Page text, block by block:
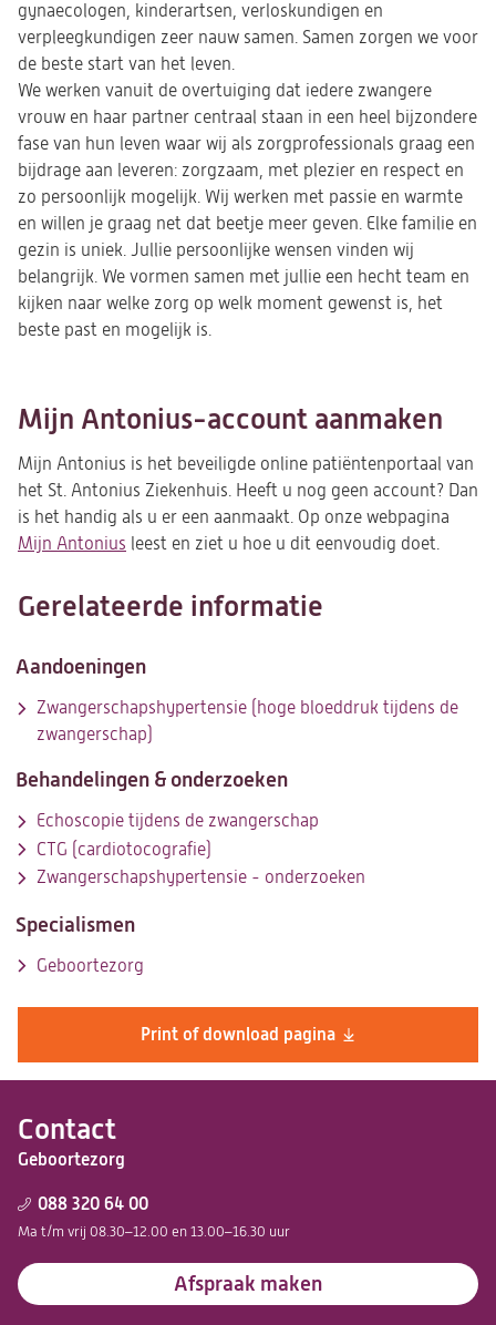
Contact
Geboortezorg
088 320 64 00
Ma t/m vrij 08.30–12.00 en 13.00–16.30 uur
Afspraak maken
Print of download pagina
gynaecologen, kinderartsen, verloskundigen en
verpleegkundigen zeer nauw samen. Samen zorgen we voor
de beste start van het leven.
We werken vanuit de overtuiging dat iedere zwangere
vrouw en haar partner centraal staan in een heel bijzondere
fase van hun leven waar wij als zorgprofessionals graag een
bijdrage aan leveren: zorgzaam, met plezier en respect en
zo persoonlijk mogelijk. Wij werken met passie en warmte
en willen je graag net dat beetje meer geven. Elke familie en
gezin is uniek. Jullie persoonlijke wensen vinden wij
belangrijk. We vormen samen met jullie een hecht team en
kijken naar welke zorg op welk moment gewenst is, het
beste past en mogelijk is.
Mijn Antonius-account aanmaken
Mijn Antonius is het beveiligde online patiëntenportaal van
het St. Antonius Ziekenhuis. Heeft u nog geen account? Dan
is het handig als u er een aanmaakt. Op onze webpagina
Mijn Antonius leest en ziet u hoe u dit eenvoudig doet.
Gerelateerde informatie
Aandoeningen
Zwangerschapshypertensie (hoge bloeddruk tijdens de
zwangerschap)
Behandelingen & onderzoeken
Echoscopie tijdens de zwangerschap
CTG (cardiotocografie)
Zwangerschapshypertensie - onderzoeken
Specialismen
Geboortezorg